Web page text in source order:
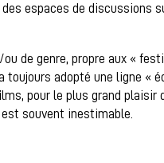
espaces de discussions
de genre, propre aux «
adopté une ligne «
pour le plus grand plaisir
souvent inestimable.